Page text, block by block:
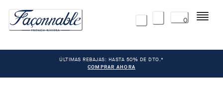
0 Menú
ÚLTIMAS REBAJAS: HASTA 50% DE DTO.*
COMPRAR AHORA